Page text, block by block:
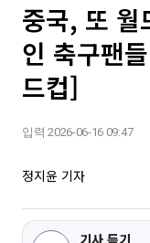
중국, 또
인 축구팬
드컵]
입력 2026-06-16 09:47
정지윤 기자
기사 듣기